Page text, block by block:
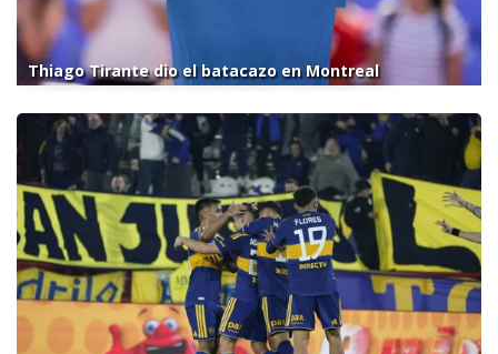
Thiago Tirante dio el batacazo en Montreal